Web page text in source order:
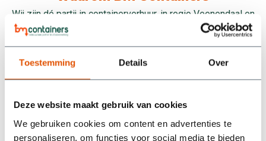
Toestemming Details Over
Deze website maakt gebruik van cookies
We gebruiken cookies om content en advertenties te
personaliseren, om functies voor social media te bieden
Wij zijn dé partij in containerverhuur, in regio Veenendaal en
8 weken
8 weken huren tegen 1
Alle prijzen zijn all-
Inbegrepen: Het huren,
verwerken van afval en
milieu toeslag.